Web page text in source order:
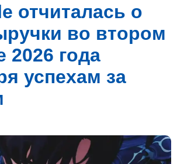
отчиталась о
во втором
2026 года
успехам за